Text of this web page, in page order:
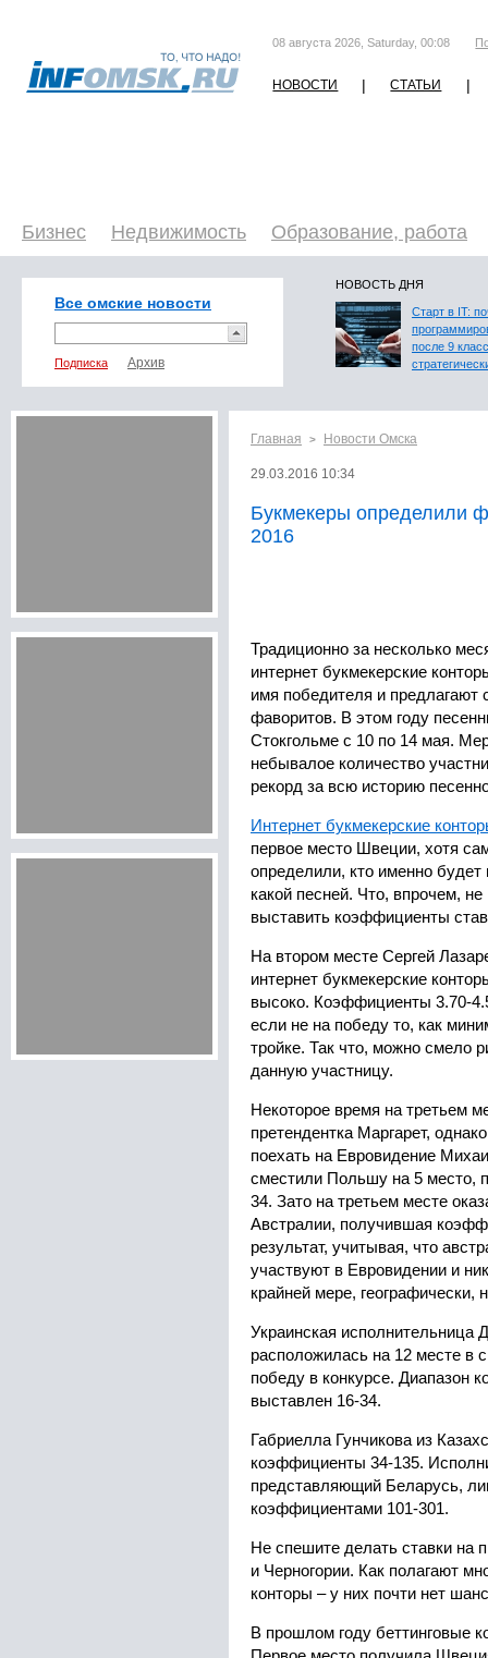
08 августа 2026, Saturday, 00:08
НОВОСТИ | СТАТЬИ |
Бизнес Недвижимость Образование, работа
Все омские новости
Подписка
НОВОСТЬ ДНЯ
Старт в IT:
после 9
Главная > Новости Омска
29.03.2016 10:34
Букмекеры определили
2016
Традиционно за несколько
интернет букмекерские
имя победителя и предлагают
фаворитов. В этом году
Стокгольме с 10 по 14 мая.
небывалое количество
рекорд за всю историю
Интернет букмекерские
первое место Швеции, хотя
определили, кто именно будет
какой песней. Что, впрочем,
выставить коэффициенты
На втором месте Сергей
интернет букмекерские
высоко. Коэффициенты 3.70-
если не на победу то, как
тройке. Так что, можно смело
данную участницу.
Некоторое время на третьем
претендентка Маргарет,
поехать на Евровидение
сместили Польшу на 5 место,
34. Зато на третьем месте
Австралии, получившая
результат, учитывая, что
участвуют в Евровидении и
крайней мере, географически,
Украинская исполнительница
расположилась на 12 месте в
победу в конкурсе. Диапазон
выставлен 16-34.
Габриелла Гунчикова из
коэффициенты 34-135.
представляющий Беларусь,
коэффициентами 101-301.
Не спешите делать ставки на
и Черногории. Как полагают
конторы – у них почти нет
В прошлом году беттинговые